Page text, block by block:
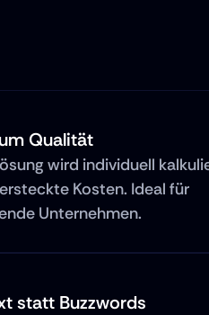
Qualität
wird individuell
Kosten. Ideal für
Unternehmen.
statt Buzzwords